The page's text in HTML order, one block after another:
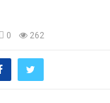
0 262